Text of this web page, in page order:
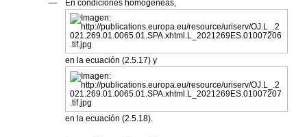
— En condiciones homogéneas,
en la ecuación (2.5.17) y
en la ecuación (2.5.18).